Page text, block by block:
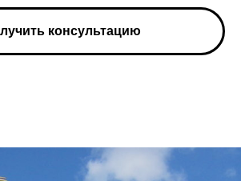
консультацию